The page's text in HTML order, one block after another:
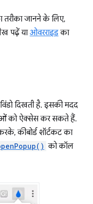
जानने के लिए,
पढ़ें याओवरराइडका
दिखती है. इसकी मदद
को ऐक्सेस कर सकते हैं.
कीबोर्ड शॉर्टकट का
को कॉल